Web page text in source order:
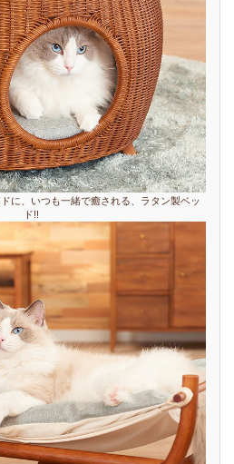
に、いつも一緒で癒される、ラタン製ベッ
ド!!